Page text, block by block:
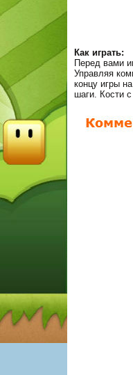
Как играть:
Перед вами
Управляя
концу игры
шаги. Кости